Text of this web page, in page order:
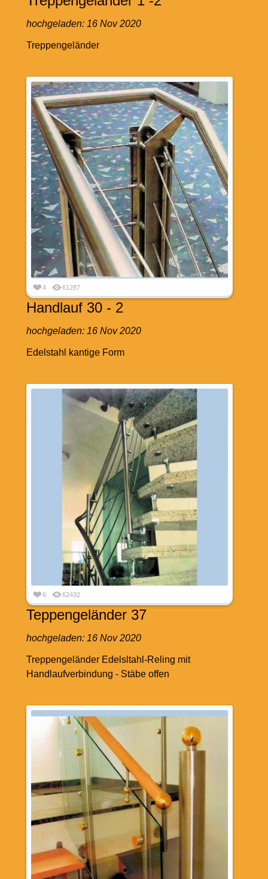
hochgeladen: 16 Nov 2020
Treppengeländer
4 61287
Handlauf 30 - 2
hochgeladen: 16 Nov 2020
Edelstahl kantige Form
6 62432
Teppengeländer 37
hochgeladen: 16 Nov 2020
Treppengeländer Edelsltahl-Reling mit
Handlaufverbindung - Stäbe offen